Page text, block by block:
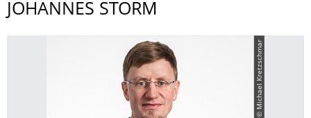
JOHANNES STORM
© Michael Kretzschmar